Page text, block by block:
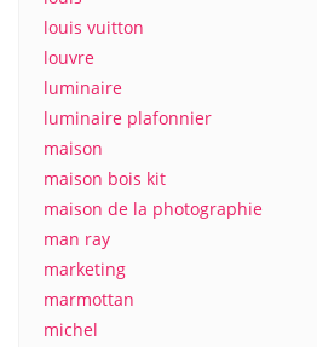
louis vuitton
louvre
luminaire
luminaire plafonnier
maison
maison bois kit
maison de la photographie
man ray
marketing
marmottan
michel